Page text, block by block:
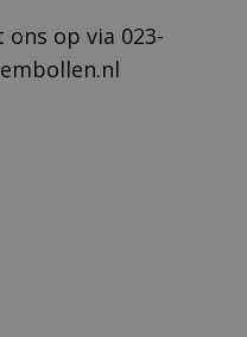
ons op via 023-